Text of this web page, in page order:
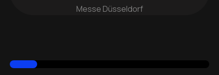
Messe Düsseldorf